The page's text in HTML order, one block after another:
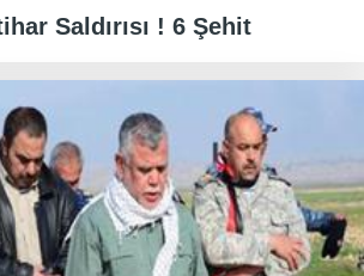
Saldırısı ! 6 Şehit